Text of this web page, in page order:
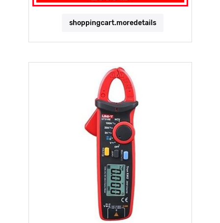
shoppingcart.moredetails